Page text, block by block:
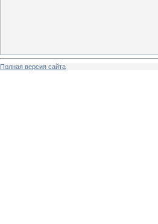
Полная версия сайта